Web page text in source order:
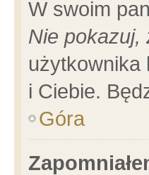
W swoim
Nie pokazuj,
użytkownika
i Ciebie.
Góra